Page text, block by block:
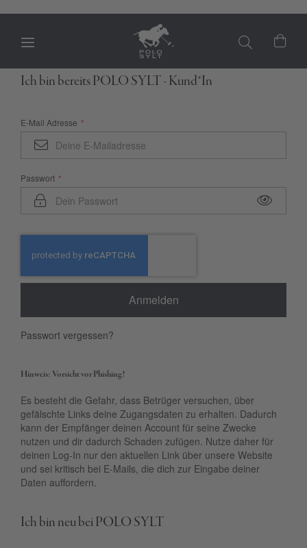
Ich bin bereits POLO SYLT - Kund*In
E-Mail Adresse
Passwort
Anmelden
Passwort vergessen?
Hinweis: Vorsicht vor Phishing!
Es besteht die Gefahr, dass Betrüger versuchen, über
gefälschte Links deine Zugangsdaten zu erhalten. Dadurch
kann der Empfänger deinen Account für seine Zwecke
nutzen und dir dadurch Schaden zufügen. Nutze daher für
deinen Log-In nur den aktuellen Link über unsere Website
und sei kritisch bei E-Mails, die dich zur Eingabe deiner
Daten auffordern.
Ich bin neu bei POLO SYLT